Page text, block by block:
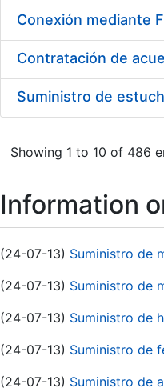
Suministro de
Showing 1 to 10 of 486
Information
(24-07-13) Suministro de
(24-07-13) Suministro de
(24-07-13) Suministro de
(24-07-13) Suministro de
(24-07-13) Suministro de